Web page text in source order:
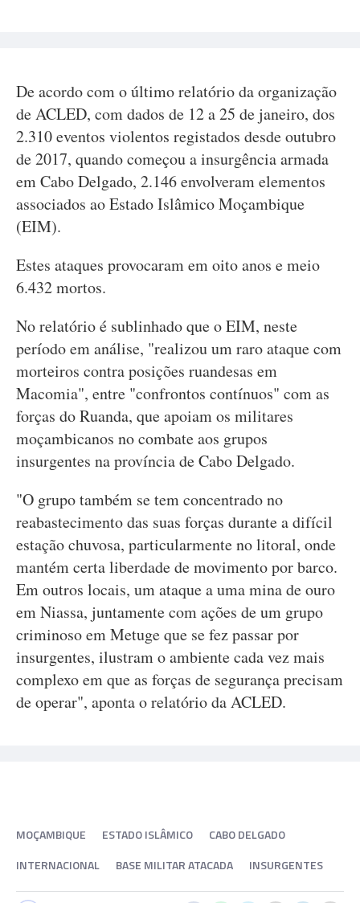
De acordo com o último relatório da organização
de ACLED, com dados de 12 a 25 de janeiro, dos
2.310 eventos violentos registados desde outubro
de 2017, quando começou a insurgência armada
em Cabo Delgado, 2.146 envolveram elementos
associados ao Estado Islâmico Moçambique
(EIM).
Estes ataques provocaram em oito anos e meio
6.432 mortos.
No relatório é sublinhado que o EIM, neste
período em análise, "realizou um raro ataque com
morteiros contra posições ruandesas em
Macomia", entre "confrontos contínuos" com as
forças do Ruanda, que apoiam os militares
moçambicanos no combate aos grupos
insurgentes na província de Cabo Delgado.
"O grupo também se tem concentrado no
reabastecimento das suas forças durante a difícil
estação chuvosa, particularmente no litoral, onde
mantém certa liberdade de movimento por barco.
Em outros locais, um ataque a uma mina de ouro
em Niassa, juntamente com ações de um grupo
criminoso em Metuge que se fez passar por
insurgentes, ilustram o ambiente cada vez mais
complexo em que as forças de segurança precisam
de operar", aponta o relatório da ACLED.
MOÇAMBIQUE ESTADO ISLÂMICO
CABO DELGADO
INTERNACIONAL
BASE MILITAR ATACADA INSURGENTES